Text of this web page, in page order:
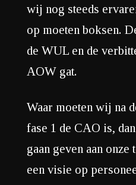
wij nog steeds
op moeten boksen.
de WUL en de
AOW gat.
Waar moeten wij na
fase 1 de CAO is,
gaan geven aan
een visie op